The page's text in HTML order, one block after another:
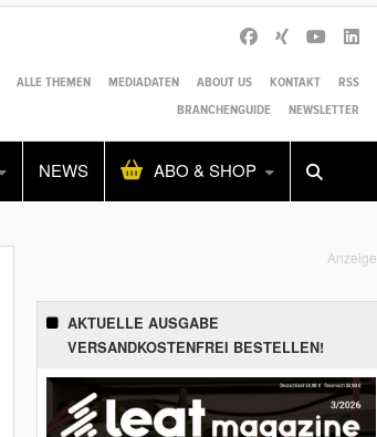
ALLE THEMEN MEDIADATEN ABOUT US KONTAKT
RSS
BRANCHENGUIDE
NEWSLETTER
NEWS ABO & SHOP
Alles Shop SUCHEN
Anzeige
AKTUELLE AUSGABE
VERSANDKOSTENFREI BESTELLEN!